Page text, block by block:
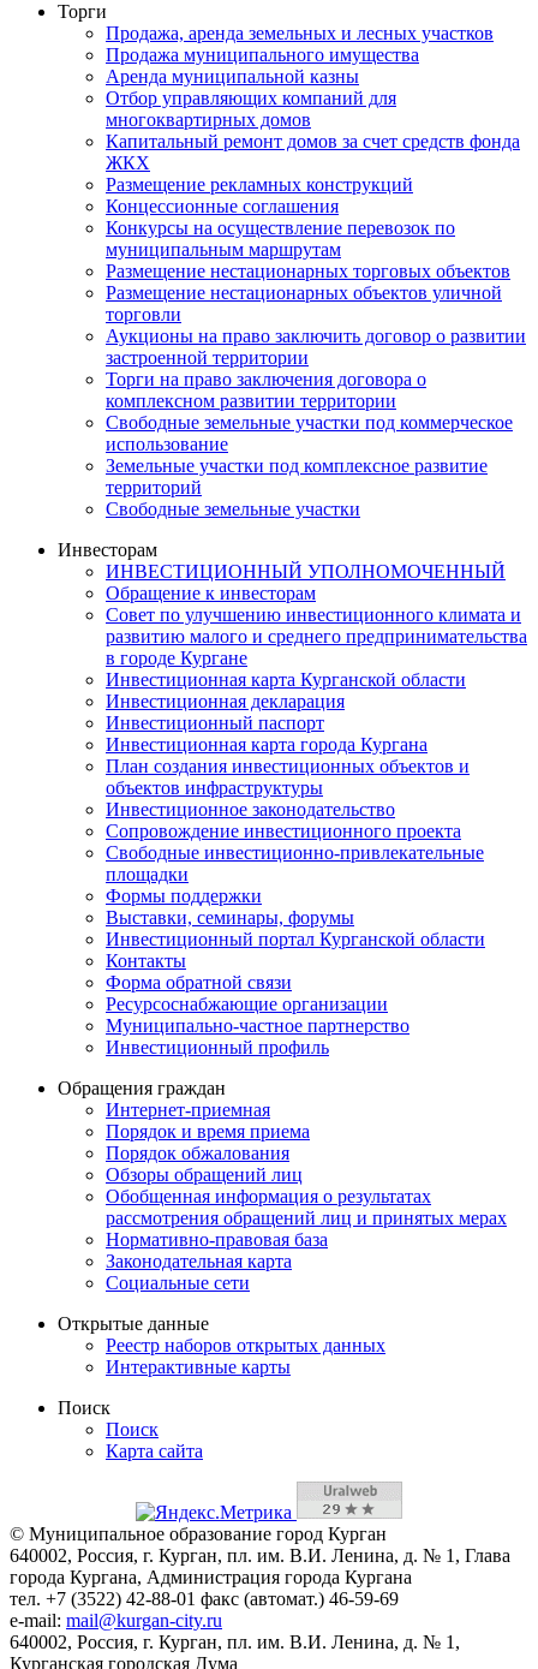
Торги
Продажа, аренда земельных и лесных участков
Продажа муниципального имущества
Аренда муниципальной казны
Отбор управляющих компаний для
многоквартирных домов
Капитальный ремонт домов за счет средств фонда
ЖКХ
Размещение рекламных конструкций
Концессионные соглашения
Конкурсы на осуществление перевозок по
муниципальным маршрутам
Размещение нестационарных торговых объектов
Размещение нестационарных объектов уличной
торговли
Аукционы на право заключить договор о развитии
застроенной территории
Торги на право заключения договора о
комплексном развитии территории
Свободные земельные участки под коммерческое
использование
Земельные участки под комплексное развитие
территорий
Свободные земельные участки
Инвесторам
ИНВЕСТИЦИОННЫЙ УПОЛНОМОЧЕННЫЙ
Обращение к инвесторам
Совет по улучшению инвестиционного климата и
развитию малого и среднего предпринимательства
в городе Кургане
Инвестиционная карта Курганской области
Инвестиционная декларация
Инвестиционный паспорт
Инвестиционная карта города Кургана
План создания инвестиционных объектов и
объектов инфраструктуры
Инвестиционное законодательство
Сопровождение инвестиционного проекта
Свободные инвестиционно-привлекательные
площадки
Формы поддержки
Выставки, семинары, форумы
Инвестиционный портал Курганской области
Контакты
Форма обратной связи
Ресурсоснабжающие организации
Муниципально-частное партнерство
Инвестиционный профиль
Обращения граждан
Интернет-приемная
Порядок и время приема
Порядок обжалования
Обзоры обращений лиц
Обобщенная информация о результатах
рассмотрения обращений лиц и принятых мерах
Нормативно-правовая база
Законодательная карта
Социальные сети
Открытые данные
Реестр наборов открытых данных
Интерактивные карты
Поиск
Поиск
Карта сайта
© Муниципальное образование город Курган
640002, Россия, г. Курган, пл. им. В.И. Ленина, д. № 1, Глава
города Кургана, Администрация города Кургана
тел. +7 (3522) 42-88-01 факс (автомат.) 46-59-69
e-mail: mail@kurgan-city.ru
640002, Россия, г. Курган, пл. им. В.И. Ленина, д. № 1,
Курганская городская Дума